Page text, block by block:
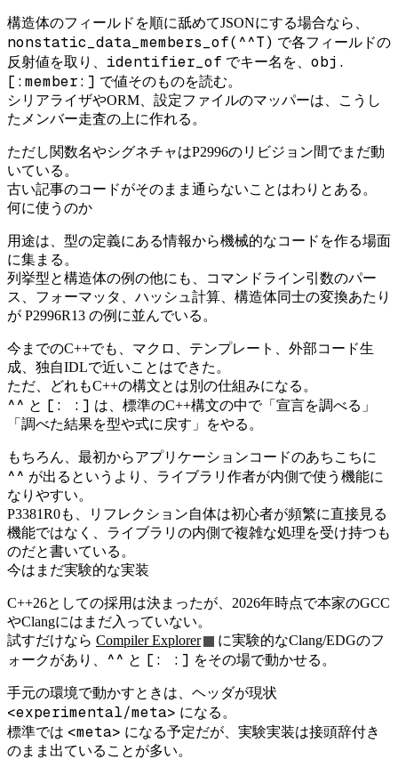
構造体のフィールドを順に舐めてJSONにする場合なら、
nonstatic_data_members_of(^^T) で各フィールドの
反射値を取り、 identifier_of でキー名を、 obj.
[:member:] で値そのものを読む。
シリアライザやORM、設定ファイルのマッパーは、こうし
たメンバー走査の上に作れる。
ただし関数名やシグネチャはP2996のリビジョン間でまだ動
いている。
古い記事のコードがそのまま通らないことはわりとある。
何に使うのか
用途は、型の定義にある情報から機械的なコードを作る場面
に集まる。
列挙型と構造体の例の他にも、コマンドライン引数のパー
ス、フォーマッタ、ハッシュ計算、構造体同士の変換あたり
が P2996R13 の例に並んでいる。
今までのC++でも、マクロ、テンプレート、外部コード生
成、独自IDLで近いことはできた。
ただ、どれもC++の構文とは別の仕組みになる。
^^ と [: :] は、標準のC++構文の中で「宣言を調べる」
「調べた結果を型や式に戻す」をやる。
もちろん、最初からアプリケーションコードのあちこちに
^^ が出るというより、ライブラリ作者が内側で使う機能に
なりやすい。
P3381R0も、リフレクション自体は初心者が頻繁に直接見る
機能ではなく、ライブラリの内側で複雑な処理を受け持つも
のだと書いている。
今はまだ実験的な実装
C++26としての採用は決まったが、2026年時点で本家のGCC
やClangにはまだ入っていない。
試すだけなら Compiler Explorer
に実験的なClang/EDGのフ
ォークがあり、
^^ と [: :] をその場で動かせる。
手元の環境で動かすときは、ヘッダが現状
<experimental/meta> になる。
標準では <meta> になる予定だが、実験実装は接頭辞付き
のまま出ていることが多い。